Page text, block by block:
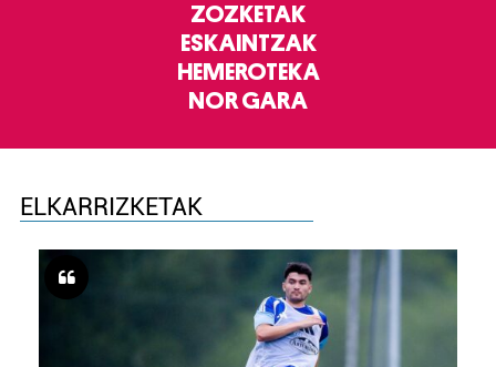
ZOZKETAK
ESKAINTZAK
HEMEROTEKA
NOR GARA
ELKARRIZKETAK